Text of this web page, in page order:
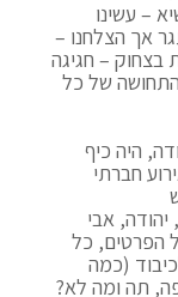
– עשינו
אך הצלחנו –
בצחוק – חגיגה
של כל
היה כיף
חברתי
יהודה, אבי
הפרטים, כל
(כמה
תה ומה לא?